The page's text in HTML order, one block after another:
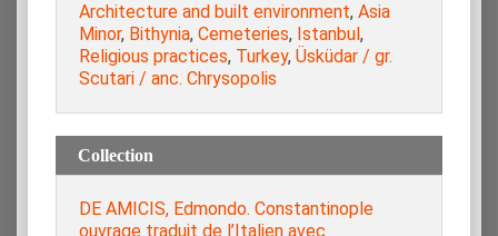
Architecture and built environment, Asia
Minor, Bithynia, Cemeteries, Istanbul ,
Religious practices, Turkey, Üsküdar / gr.
Scutari / anc. Chrysopolis
Collection
DE AMICIS, Edmondo. Constantinople
ouvrage traduit de l’Italien avec